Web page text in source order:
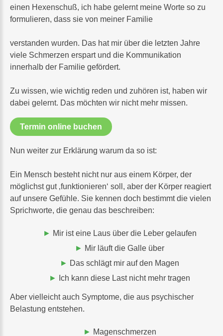
einen Hexenschuß, ich habe gelernt meine Worte so zu
formulieren, dass sie von meiner Familie
verstanden wurden. Das hat mir über die letzten Jahre
viele Schmerzen erspart und die Kommunikation
innerhalb der Familie gefördert.
Zu wissen, wie wichtig reden und zuhören ist, haben wir
dabei gelernt. Das möchten wir nicht mehr missen.
Termin online buchen
Nun weiter zur Erklärung warum da so ist:
Ein Mensch besteht nicht nur aus einem Körper, der
möglichst gut ‚funktionieren‘ soll, aber der Körper reagiert
auf unsere Gefühle. Sie kennen doch bestimmt die vielen
Sprichworte, die genau das beschreiben:
Mir ist eine Laus über die Leber gelaufen
Mir läuft die Galle über
Das schlägt mir auf den Magen
Ich kann diese Last nicht mehr tragen
Aber vielleicht auch Symptome, die aus psychischer
Belastung entstehen.
Magenschmerzen